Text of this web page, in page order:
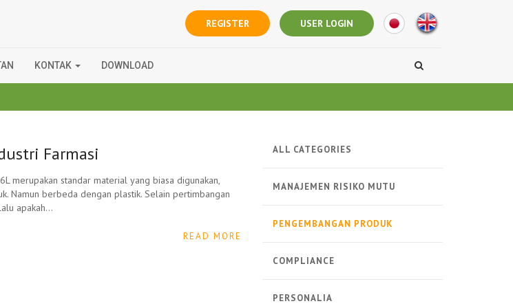
REGISTER USER LOGIN
KONTAK DOWNLOAD
Farmasi
merupakan standar material yang biasa digunakan,
Namun berbeda dengan plastik. Selain pertimbangan
apakah…
READ MORE
ALL CATEGORIES
MANAJEMEN RISIKO MUTU
PENGEMBANGAN PRODUK
COMPLIANCE
PERSONALIA